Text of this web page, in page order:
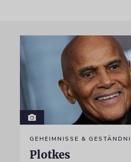
GEHEIMNISSE &
Plotkes